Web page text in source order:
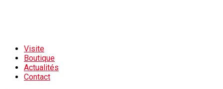
Visite
Boutique
Actualités
Contact